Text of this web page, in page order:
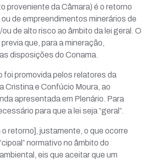
proveniente da Câmara) é o retorno
de empreendimentos minerários de
de alto risco ao âmbito da lei geral. O
que, para a mineração,
disposições do Conama.
foi promovida pelos relatores da
Cristina e Confúcio Moura, ao
apresentada em Plenário. Para
para que a lei seja “geral”.
retorno], justamente, o que ocorre
normativo no âmbito do
eis que aceitar que um